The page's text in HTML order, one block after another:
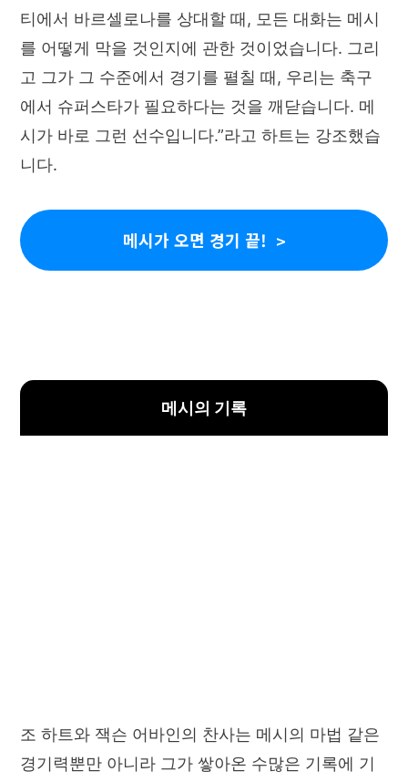
티에서 바르셀로나를 상대할 때, 모든 대화는 메시
를 어떻게 막을 것인지에 관한 것이었습니다. 그리
고 그가 그 수준에서 경기를 펼칠 때, 우리는 축구
에서 슈퍼스타가 필요하다는 것을 깨닫습니다. 메
시가 바로 그런 선수입니다.”라고 하트는 강조했습
니다.
메시가 오면 경기 끝!
메시의 기록
조 하트와 잭슨 어바인의 찬사는 메시의 마법 같은
경기력뿐만 아니라 그가 쌓아온 수많은 기록에 기